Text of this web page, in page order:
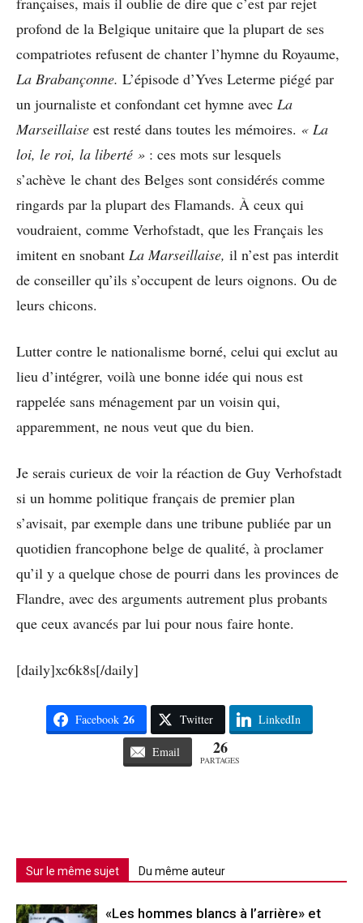
profond de la Belgique unitaire que la plupart de ses
compatriotes refusent de chanter l’hymne du Royaume,
La Brabançonne. L’épisode d’Yves Leterme piégé par
un journaliste et confondant cet hymne avec La
Marseillaise est resté dans toutes les mémoires. « La
loi, le roi, la liberté » : ces mots sur lesquels
s’achève le chant des Belges sont considérés comme
ringards par la plupart des Flamands. À ceux qui
voudraient, comme Verhofstadt, que les Français les
imitent en snobant La Marseillaise, il n’est pas interdit
de conseiller qu’ils s’occupent de leurs oignons. Ou de
leurs chicons.
Lutter contre le nationalisme borné, celui qui exclut au
lieu d’intégrer, voilà une bonne idée qui nous est
rappelée sans ménagement par un voisin qui,
apparemment, ne nous veut que du bien.
Je serais curieux de voir la réaction de Guy Verhofstadt
si un homme politique français de premier plan
s’avisait, par exemple dans une tribune publiée par un
quotidien francophone belge de qualité, à proclamer
qu’il y a quelque chose de pourri dans les provinces de
Flandre, avec des arguments autrement plus probants
que ceux avancés par lui pour nous faire honte.
[daily]xc6k8s[/daily]
Facebook 26 Twitter LinkedIn
Email 26
PARTAGES
Sur le même sujet Du même auteur
«Les hommes blancs à l’arrière» et